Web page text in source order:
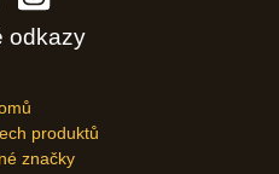
odkazy
produktů
značky